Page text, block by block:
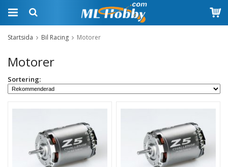
Startsida Bil Racing Motorer
Motorer
Sortering: